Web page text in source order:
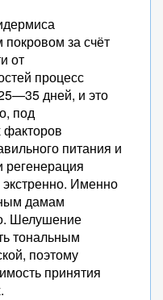
за счёт
от
процесс
дней, и это
под
факторов
питания и
регенерация
экстренно. Именно
дамам
Шелушение
тональным
поэтому
принятия